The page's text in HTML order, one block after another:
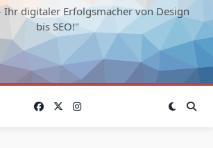
Ihr digitaler Erfolgsmacher von Design
bis SEO!"